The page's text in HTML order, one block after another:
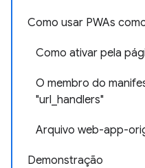
Como usar PWAs
Como ativar pela
O membro do
"url_handlers"
Arquivo web-app-
Demonstração